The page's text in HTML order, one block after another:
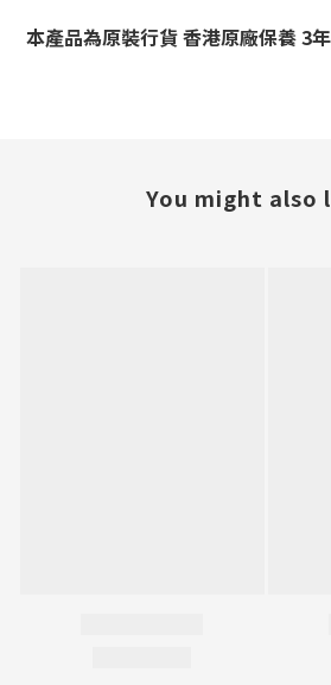
本產品為原裝行貨 香港原廠保養 3年
You might also